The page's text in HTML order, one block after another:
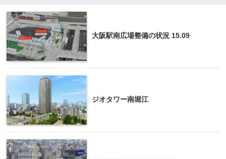
大阪駅南広場整備の状況 15.09
ジオタワー南堀江